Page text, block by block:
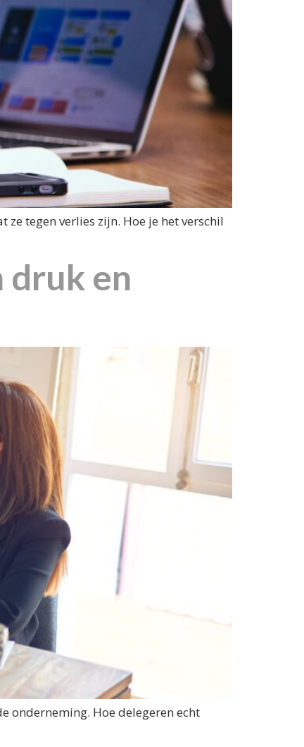
tegen verlies zijn. Hoe je het verschil
druk en
onderneming. Hoe delegeren echt